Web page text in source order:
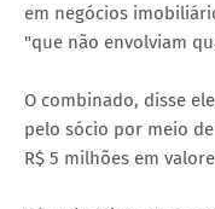
em negócios
"que não envolviam
O combinado, disse
pelo sócio por meio
R$ 5 milhões em